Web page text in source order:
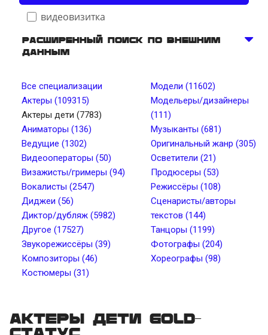
видеовизитка
Расширенный поиск по внешним
данным
Рост, см от Рост, см до
Вес, кг до
Тембр голоса Длина волос
Цвет волос
Все специализации
Актеры (109315)
Актеры дети (7783)
Аниматоры (136)
Ведущие (1302)
Видеооператоры (50)
Визажисты/гримеры (94)
Вокалисты (2547)
Диджеи (56)
Диктор/дубляж (5982)
Другое (17527)
Звукорежиссёры (39)
Композиторы (46)
Костюмеры (31)
Модели (11602)
Модельеры/дизайнеры
(111)
Музыканты (681)
Оригинальный жанр (305)
Осветители (21)
Продюсеры (53)
Режиссёры (108)
Сценаристы/авторы
текстов (144)
Танцоры (1199)
Фотографы (204)
Хореографы (98)
Актеры дети Gold-
статус